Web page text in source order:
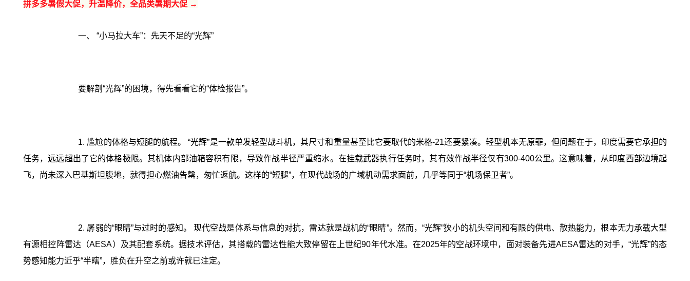
拼多多暑假大促，升温降价，全品类暑期大促 →
一、 “小马拉大车”：先天不足的“光辉”‍
要解剖“光辉”的困境，得先看看它的“体检报告”。
1. 尴尬的体格与短腿的航程。 “光辉”是一款单发轻型战斗机，其尺寸和重量甚至比它要取代的米格-21还要紧凑。轻型机本无原罪，但问题在于，印度需要它承担的
任务，远远超出了它的体格极限。其机体内部油箱容积有限，导致作战半径严重缩水。在挂载武器执行任务时，其有效作战半径仅有300-400公里。这意味着，从印度西部边境起
飞，尚未深入巴基斯坦腹地，就得担心燃油告罄，匆忙返航。这样的“短腿”，在现代战场的广域机动需求面前，几乎等同于“机场保卫者”。
2. 孱弱的“眼睛”与过时的感知。 现代空战是体系与信息的对抗，雷达就是战机的“眼睛”。然而，“光辉”狭小的机头空间和有限的供电、散热能力，根本无力承载大型
有源相控阵雷达（AESA）及其配套系统。据技术评估，其搭载的雷达性能大致停留在上世纪90年代水准。在2025年的空战环境中，面对装备先进AESA雷达的对手，“光辉”的态
势感知能力近乎“半瞎”，胜负在升空之前或许就已注定。